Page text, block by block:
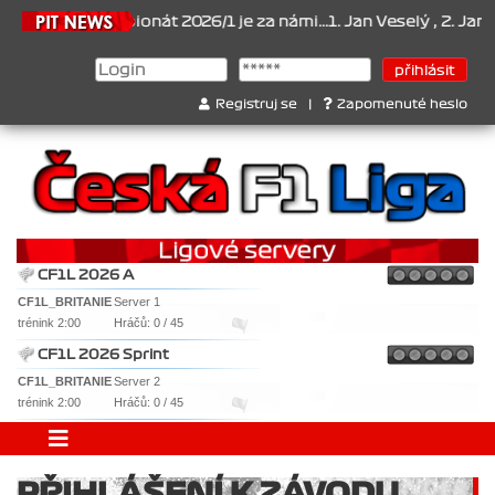
Šampionát 2026/1 je za námi...1. Jan Veselý , 2. Jan
Registruj se Zapomenuté heslo
CF1L 2026 A
CF1L_BRITANIEServer 1
trénink 2:00
Hráčů: 0 / 45
CF1L 2026 Sprint
CF1L_BRITANIEServer 2
trénink 2:00
Hráčů: 0 / 45